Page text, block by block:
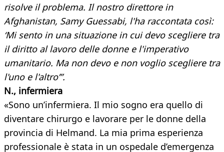
risolve il problema. Il nostro direttore in
Afghanistan, Samy Guessabi, l'ha raccontata così:
‘Mi sento in una situazione in cui devo scegliere tra
il diritto al lavoro delle donne e l'imperativo
umanitario. Ma non devo e non voglio scegliere tra
l'uno e l'altro’”.
N., infermiera
«Sono un’infermiera. Il mio sogno era quello di
diventare chirurgo e lavorare per le donne della
provincia di Helmand. La mia prima esperienza
professionale è stata in un ospedale d’emergenza